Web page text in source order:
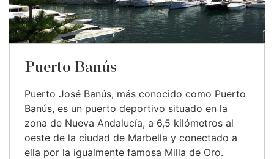
Puerto Banús
Puerto José Banús, más conocido como Puerto
Banús, es un puerto deportivo situado en la
zona de Nueva Andalucía, a 6,5 kilómetros al
oeste de la ciudad de Marbella y conectado a
ella por la igualmente famosa Milla de Oro.